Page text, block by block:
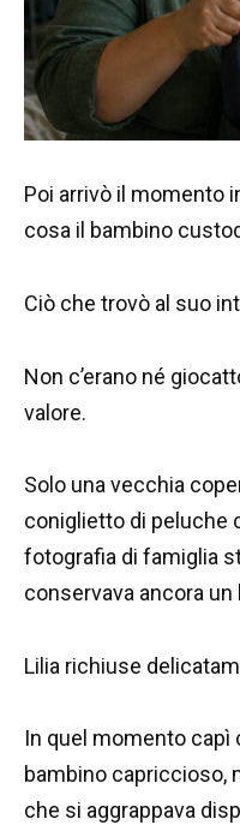
Poi arrivò il momento
cosa il bambino
Ciò che trovò al suo
Non c’erano né
valore.
Solo una vecchia
coniglietto di peluche
fotografia di famiglia
conservava ancora
Lilia richiuse
In quel momento capì
bambino capriccioso,
che si aggrappava